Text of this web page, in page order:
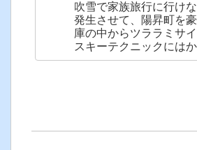
吹雪で家族旅行に行け
発生させて、陽昇町を
庫の中からツララミサ
スキーテクニックには